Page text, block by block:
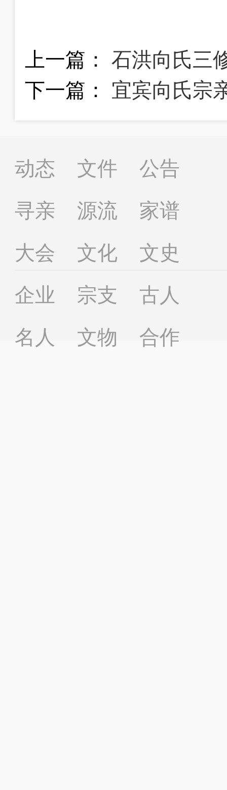
上一篇：石洪向氏三修族
下一篇： 宜宾向氏宗
动态 文件
公告
寻亲
源流
家谱
大会
文化
文史
企业
宗支
古人
名人
文物 合作